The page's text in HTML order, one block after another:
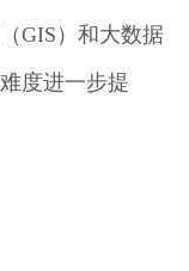
GIS）和大数据
度进一步提